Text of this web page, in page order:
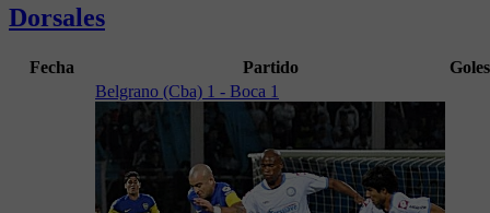
Dorsales
Fecha Partido Goles
Belgrano (Cba) 1 - Boca 1